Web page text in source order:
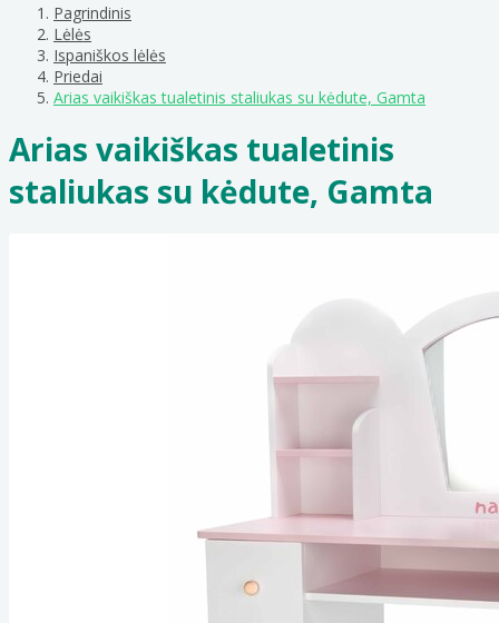
Pagrindinis
Lėlės
Ispaniškos lėlės
Priedai
Arias vaikiškas tualetinis staliukas su kėdute, Gamta
Arias vaikiškas tualetinis
staliukas su kėdute, Gamta